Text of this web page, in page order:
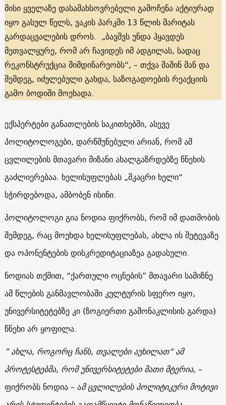
მისი ყველაზე დასამახსოვრებელი გამოჩენა აქტიურად
იყო გასულ წელს, ვაკის პარკში 13 წლის მარიტას
გარდაცვალების დროს. „ბავშვს უნდა ჰყავდეს
მეთვალყურე, რომ არ ჩავიდეს იმ ადგილას, სადაც
რეკონსტრუქცია მიმდინარეობს“, – თქვა მაშინ მან და
შემდეგ, იძულებული გახდა, საზოგადოების რეაქციის
გამო ბოდიში მოეხადა.
ექსპერტები განათლების საკითხებში, ასევე
პოლიტოლოგები, დარწმუნებული არიან, რომ ამ
ცვლილების მთავარი მიზანი ახალგაზრდებზე წნეხის
გაძლიერებაა. ხელისუფლებას „მკაცრი ხელი“
სჭირდებოდა, ამბობენ ისინი.
პოლიტოლოგი გია ნოდია ფიქრობს, რომ იმ დათმობის
შემდეგ, რაც მოუხდა ხელისუფლებას, ახლა ის შეტევაზე
და ოპონენტების დისკრედიტაციაზეა გადასული.
ნოდიას თქმით, “ქართული ოცნების” მთავარი სამიზნე
ამ წლების განმავლობაში კულტურის სფერო იყო,
უნივერსიტეტებზე კი (ზოგიერთი გამონაკლისის გარდა)
წნეხი არ ყოფილა.
” ახლა, როგორც ჩანს, თვალები აუხილათ“ ამ
პროტესტებმა, რომ უნივერსიტეტები მათი მტერია, –
ფიქრობს ნოდია – ამ ცვლილების პოლიტიკური მოტივი